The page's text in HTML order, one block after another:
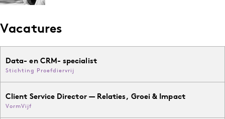
Vacatures
Data- en CRM- specialist
Stichting Proefdiervrij
Client Service Director — Relaties, Groei & Impact
VormVijf